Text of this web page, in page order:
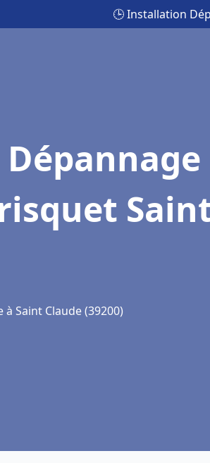
🕒 Installation
Saint Claude (39200)